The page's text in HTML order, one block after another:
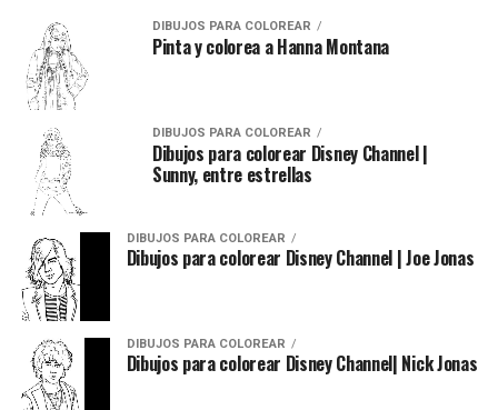
DIBUJOS PARA COLOREAR
Pinta y colorea a Hanna Montana
DIBUJOS PARA COLOREAR
Dibujos para colorear Disney Channel |
Sunny, entre estrellas
DIBUJOS PARA COLOREAR
Dibujos para colorear Disney Channel | Joe Jonas
DIBUJOS PARA COLOREAR
Dibujos para colorear Disney Channel| Nick Jonas